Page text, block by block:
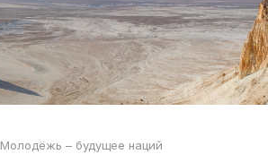
Молодёжь – будущее наций